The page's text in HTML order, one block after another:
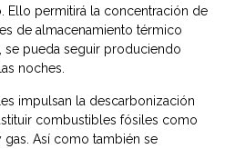
Ello permitirá la concentración de
de almacenamiento térmico
se pueda seguir produciendo
noches.
impulsan la descarbonización
combustibles fósiles como
Así como también se